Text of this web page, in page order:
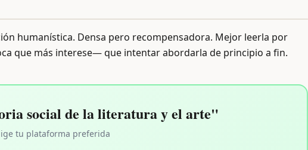
humanística. Densa pero recompensadora. Mejor leerla por
que más interese— que intentar abordarla de principio a fin.
social de la literatura y el arte"
tu plataforma preferida